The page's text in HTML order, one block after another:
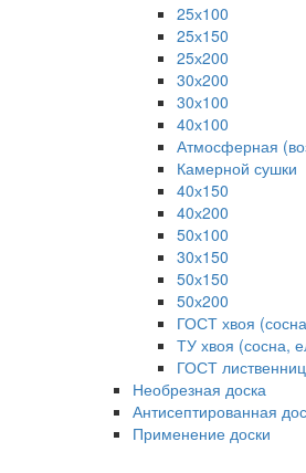
25х100
25х150
25х200
30х200
30х100
40х100
Атмосферная
Камерной сушки
40х150
40х200
50х100
30х150
50х150
50х200
ГОСТ хвоя
ТУ хвоя (сосна,
ГОСТ
Необрезная доска
Антисептированная
Применение доски